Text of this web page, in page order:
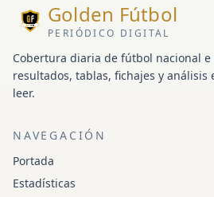
Golden Fútbol
PERIÓDICO DIGITAL
Cobertura diaria de fútbol nacional
resultados, tablas, fichajes y
leer.
NAVEGACIÓN
Portada
Estadísticas